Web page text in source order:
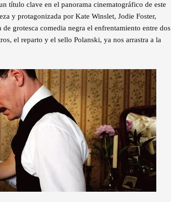
título clave en el panorama cinematográfico de este
y protagonizada por Kate Winslet, Jodie Foster,
grotesca comedia negra el enfrentamiento entre dos
el reparto y el sello Polanski, ya nos arrastra a la